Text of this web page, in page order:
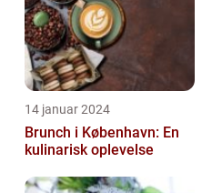
14 januar 2024
Brunch i København: En
kulinarisk oplevelse